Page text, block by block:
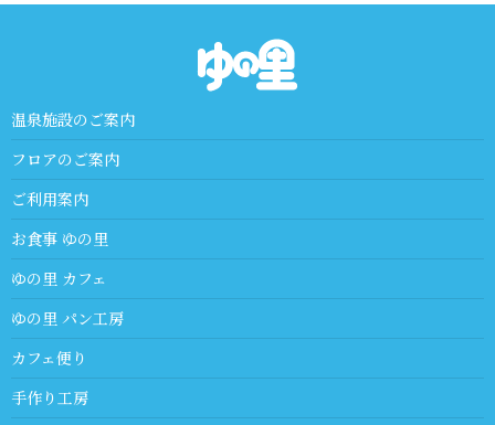
温泉施設のご案内
フロアのご案内
ご利用案内
お食事 ゆの里
ゆの里 カフェ
ゆの里 パン工房
カフェ便り
手作り工房